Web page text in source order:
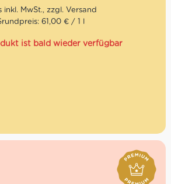
erhalte beim Kauf von 3 nativen
Rabatt pro Artikel
61,00 € / 1 l
ist bald wieder verfügbar